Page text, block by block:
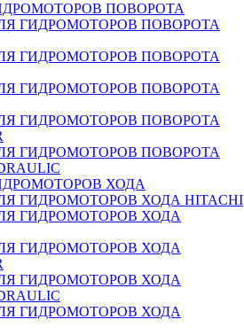
ПОВОРОТА
ГИДРОМОТОРОВ ПОВОРОТА
ГИДРОМОТОРОВ ПОВОРОТА
ГИДРОМОТОРОВ ПОВОРОТА
ГИДРОМОТОРОВ ПОВОРОТА
ГИДРОМОТОРОВ ПОВОРОТА
ХОДА
ГИДРОМОТОРОВ ХОДА HITACHI
ГИДРОМОТОРОВ ХОДА
ГИДРОМОТОРОВ ХОДА
ГИДРОМОТОРОВ ХОДА
ГИДРОМОТОРОВ ХОДА